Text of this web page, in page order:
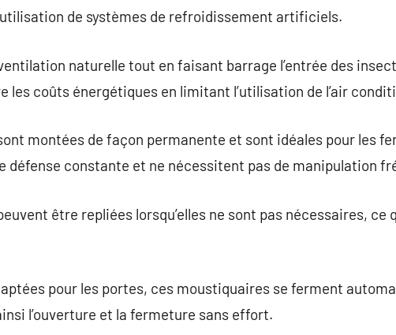
de systèmes de refroidissement artificiels.
naturelle tout en faisant barrage l’entrée des
les coûts énergétiques en limitant l’utilisation de l’air
montées de façon permanente et sont idéales pour les
défense constante et ne nécessitent pas de manipulation
être repliées lorsqu’elles ne sont pas nécessaires, ce
pour les portes, ces moustiquaires se ferment
l’ouverture et la fermeture sans effort.